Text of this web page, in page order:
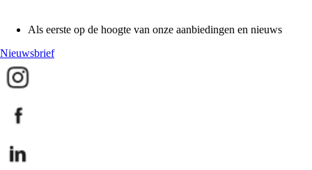
Als eerste op de hoogte van onze aanbiedingen en nieuws
Nieuwsbrief